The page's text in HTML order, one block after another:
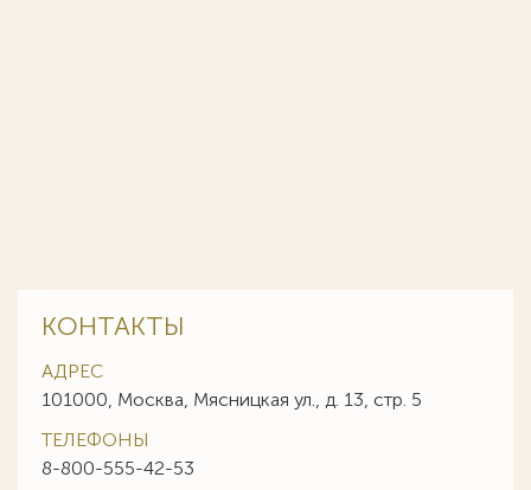
КОНТАКТЫ
АДРЕС
101000, Москва, Мясницкая ул., д. 13, стр. 5
ТЕЛЕФОНЫ
8-800-555-42-53